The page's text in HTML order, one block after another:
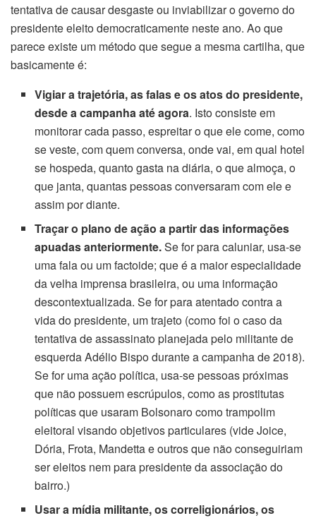
tentativa de causar desgaste ou inviabilizar o governo do
presidente eleito democraticamente neste ano. Ao que
parece existe um método que segue a mesma cartilha, que
basicamente é:
Vigiar a trajetória, as falas e os atos do presidente,
desde a campanha até agora. Isto consiste em
monitorar cada passo, espreitar o que ele come, como
se veste, com quem conversa, onde vai, em qual hotel
se hospeda, quanto gasta na diária, o que almoça, o
que janta, quantas pessoas conversaram com ele e
assim por diante.
Traçar o plano de ação a partir das informações
apuadas anteriormente.Se for para caluniar, usa-se
uma fala ou um factoide; que é a maior especialidade
da velha imprensa brasileira, ou uma informação
descontextualizada. Se for para atentado contra a
vida do presidente, um trajeto (como foi o caso da
tentativa de assassinato planejada pelo militante de
esquerda Adélio Bispo durante a campanha de 2018).
Se for uma ação política, usa-se pessoas próximas
que não possuem escrúpulos, como as prostitutas
políticas que usaram Bolsonaro como trampolim
eleitoral visando objetivos particulares (vide Joice,
Dória, Frota, Mandetta e outros que não conseguiriam
ser eleitos nem para presidente da associação do
bairro.)
Usar a mídia militante, os correligionários, os